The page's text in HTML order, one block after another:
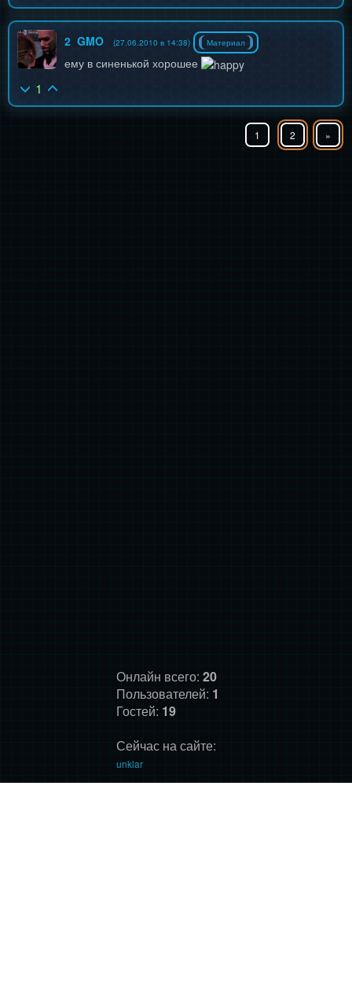
2 GMO (27.06.2010 в 14:38) Материал
ему в синенькой хорошее
1
1 2 »
Онлайн всего: 20
Пользователей: 1
Гостей: 19
Сейчас на сайте:
unklar